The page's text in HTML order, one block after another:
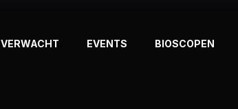
VERWACHT EVENTS BIOSCOPEN